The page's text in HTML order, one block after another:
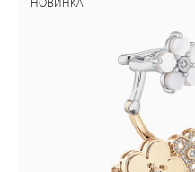
БРАСЛЕТЫ
ИНТЕРЬЕР
СУВЕНИРЫ
ХРУСТАЛЬ И ФАРФОР
НОВИНКА